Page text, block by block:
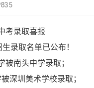
考录取喜报
录取名单已公布！
被南头中学录取；
深圳美术学校录取；